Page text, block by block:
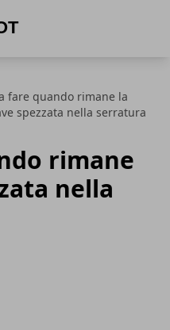
fare quando rimane la
spezzata nella serratura
rimane
nella